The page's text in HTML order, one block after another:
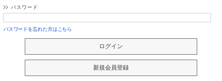
パスワード
パスワードを忘れた方はこちら